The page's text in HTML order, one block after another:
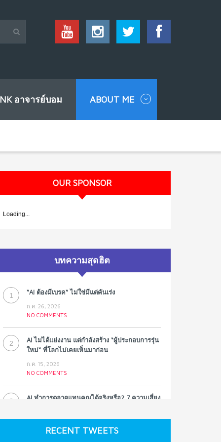
อาจารย์บอม ABOUT ME
OUR SPONSOR
Loading...
บทความสุดฮิต
1 “AI ต้องมีเบรค“ ไม่ใช่มีแต่คันเร่ง
ก.ค. 26, 2026
NO COMMENTS
2
AI ไม่ได้แย่งงาน แต่กำลังสร้าง “ผู้ประกอบการรุ่น
ใหม่” ที่โลกไม่เคยเห็นมาก่อน
ก.ค. 15, 2026
NO COMMENTS
3
AI ทำการตลาดแทนคุณได้จริงหรือ? 7 ความเสี่ยง
NO COMMENTS
RECENT TWEETS